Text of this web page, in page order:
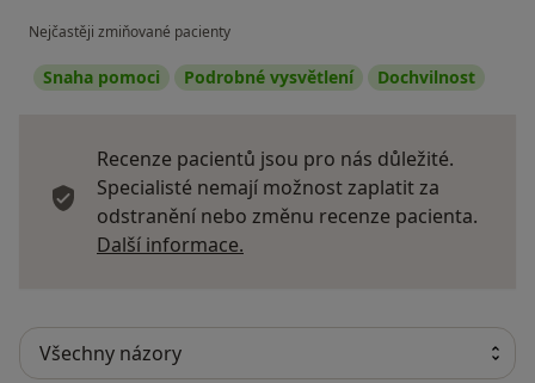
Nejčastěji zmiňované pacienty
Snaha pomoci Podrobné vysvětlení Dochvilnost
Recenze pacientů jsou pro nás důležité.
Specialisté nemají možnost zaplatit za
odstranění nebo změnu recenze pacienta.
Další informace.